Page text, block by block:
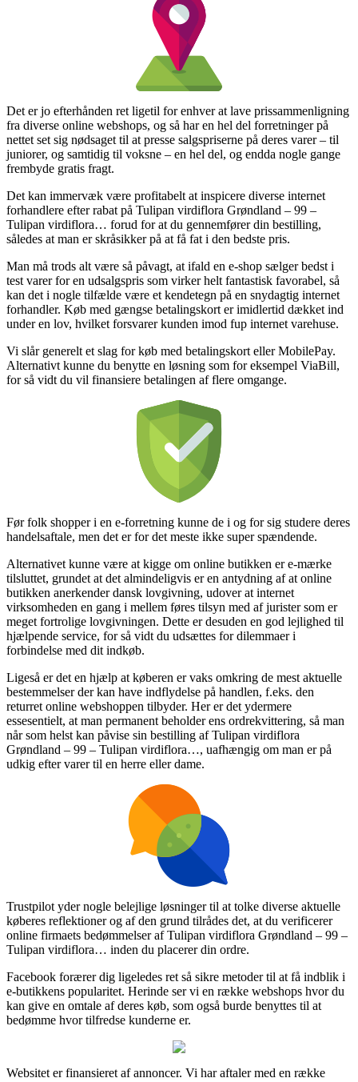
Det er jo efterhånden ret ligetil for enhver at lave prissammenligning
fra diverse online webshops, og så har en hel del forretninger på
nettet set sig nødsaget til at presse salgspriserne på deres varer – til
juniorer, og samtidig til voksne – en hel del, og endda nogle gange
frembyde gratis fragt.
Det kan immervæk være profitabelt at inspicere diverse internet
forhandlere efter rabat på Tulipan virdiflora Grøndland – 99 –
Tulipan virdiflora… forud for at du gennemfører din bestilling,
således at man er skråsikker på at få fat i den bedste pris.
Man må trods alt være så påvagt, at ifald en e-shop sælger bedst i
test varer for en udsalgspris som virker helt fantastisk favorabel, så
kan det i nogle tilfælde være et kendetegn på en snydagtig internet
forhandler. Køb med gængse betalingskort er imidlertid dækket ind
under en lov, hvilket forsvarer kunden imod fup internet varehuse.
Vi slår generelt et slag for køb med betalingskort eller MobilePay.
Alternativt kunne du benytte en løsning som for eksempel ViaBill,
for så vidt du vil finansiere betalingen af flere omgange.
Før folk shopper i en e-forretning kunne de i og for sig studere deres
handelsaftale, men det er for det meste ikke super spændende.
Alternativet kunne være at kigge om online butikken er e-mærke
tilsluttet, grundet at det almindeligvis er en antydning af at online
butikken anerkender dansk lovgivning, udover at internet
virksomheden en gang i mellem føres tilsyn med af jurister som er
meget fortrolige lovgivningen. Dette er desuden en god lejlighed til
hjælpende service, for så vidt du udsættes for dilemmaer i
forbindelse med dit indkøb.
Ligeså er det en hjælp at køberen er vaks omkring de mest aktuelle
bestemmelser der kan have indflydelse på handlen, f.eks. den
returret online webshoppen tilbyder. Her er det ydermere
essesentielt, at man permanent beholder ens ordrekvittering, så man
når som helst kan påvise sin bestilling af Tulipan virdiflora
Grøndland – 99 – Tulipan virdiflora…, uafhængig om man er på
udkig efter varer til en herre eller dame.
Trustpilot yder nogle belejlige løsninger til at tolke diverse aktuelle
køberes reflektioner og af den grund tilrådes det, at du verificerer
online firmaets bedømmelser af Tulipan virdiflora Grøndland – 99 –
Tulipan virdiflora… inden du placerer din ordre.
Facebook forærer dig ligeledes ret så sikre metoder til at få indblik i
e-butikkens popularitet. Herinde ser vi en række webshops hvor du
kan give en omtale af deres køb, som også burde benyttes til at
bedømme hvor tilfredse kunderne er.
Websitet er finansieret af annoncer. Vi har aftaler med en række